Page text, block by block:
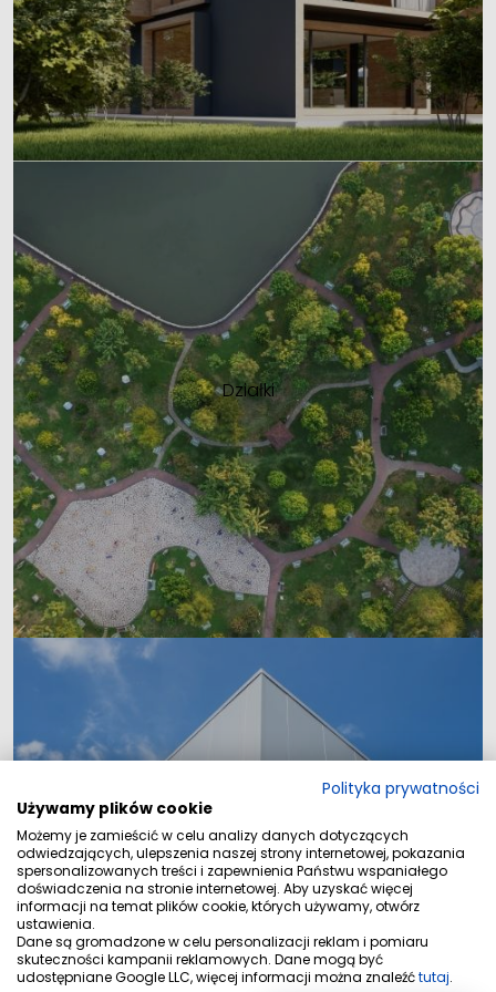
Działki
Lokale
Polityka prywatności
Używamy plików cookie
Możemy je zamieścić w celu analizy danych dotyczących
odwiedzających, ulepszenia naszej strony internetowej, pokazania
spersonalizowanych treści i zapewnienia Państwu wspaniałego
doświadczenia na stronie internetowej. Aby uzyskać więcej
informacji na temat plików cookie, których używamy, otwórz
ustawienia.
Dane są gromadzone w celu personalizacji reklam i pomiaru
skuteczności kampanii reklamowych. Dane mogą być
udostępniane Google LLC, więcej informacji można znaleźćtutaj.